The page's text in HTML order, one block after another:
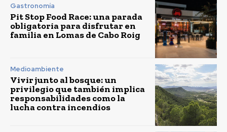
Gastronomía
Pit Stop Food Race: una parada
obligatoria para disfrutar en
familia en Lomas de Cabo Roig
Medioambiente
Vivir junto al bosque: un
privilegio que también implica
responsabilidades como la
lucha contra incendios